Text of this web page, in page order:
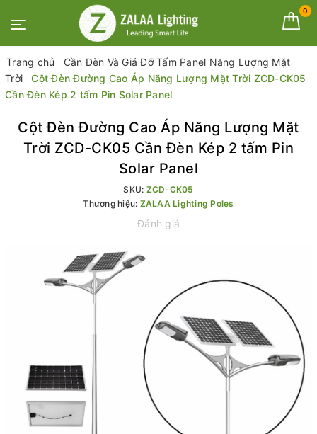
0
Trang chủ
Cần Đèn Và Giá Đỡ Tấm Panel Năng Lượng Mặt
Trời
Cột Đèn Đường Cao Áp Năng Lượng Mặt Trời ZCD-CK05
Cần Đèn Kép 2 tấm Pin Solar Panel
Cột Đèn Đường Cao Áp Năng Lượng Mặt
Trời ZCD-CK05 Cần Đèn Kép 2 tấm Pin
Solar Panel
SKU: ZCD-CK05
Thương hiệu: ZALAA Lighting Poles
Đánh giá